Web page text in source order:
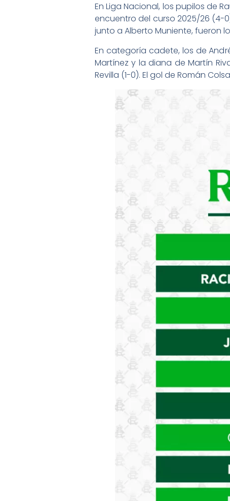
En Liga Nacional, los pupilos de
encuentro del curso 2025/26 (4-
junto a Alberto Muniente, fueron
En categoría cadete, los de
Martínez y la diana de Martín
Revilla (1-0). El gol de Román